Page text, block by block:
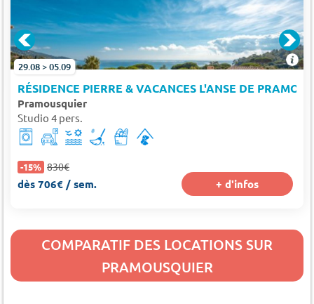
29.08 > 05.09
RÉSIDENCE PIERRE & VACANCES L'ANSE DE
Pramousquier
Studio 4 pers.
-15% 830€
dès 706€ / sem. + d'infos
COMPARATIF DES LOCATIONS SUR
PRAMOUSQUIER